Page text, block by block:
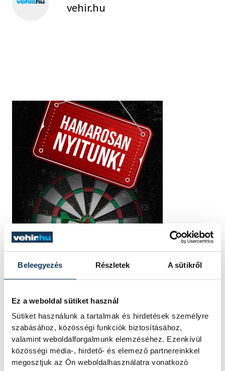
Beleegyezés Részletek A sütikről
Ez a weboldal sütiket használ
Sütiket használunk a tartalmak és hirdetések személyre
szabásához, közösségi funkciók biztosításához,
valamint weboldalforgalmunk elemzéséhez. Ezenkívül
közösségi média-, hirdető- és elemező partnereinkkel
megosztjuk az Ön weboldalhasználatra vonatkozó
vehir.hu